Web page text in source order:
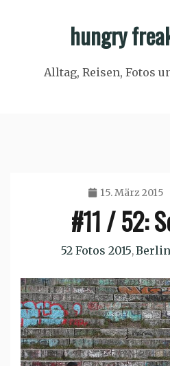
hungry
Alltag, Reisen, Fotos
15. März 2015
#11 / 52:
52 Fotos 2015,Berlin